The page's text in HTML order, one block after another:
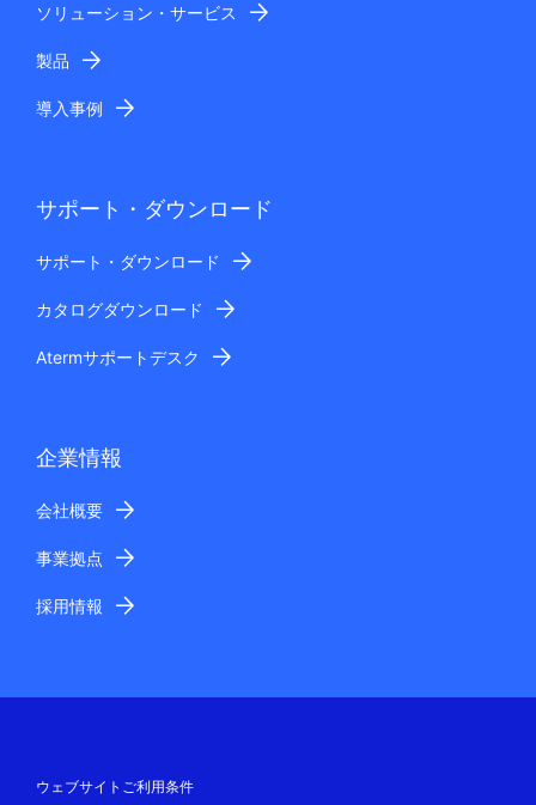
ソリューション・サービス
製品
導入事例
サポート・ダウンロード
サポート・ダウンロード
カタログダウンロード
Atermサポートデスク
企業情報
会社概要
事業拠点
採用情報
ウェブサイトご利用条件